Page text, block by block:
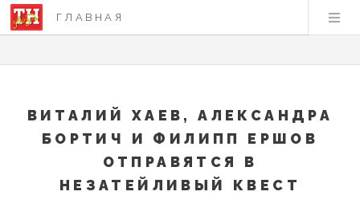
ГЛАВНАЯ
ВИТАЛИЙ ХАЕВ, АЛЕКСАНДРА
БОРТИЧ И ФИЛИПП ЕРШОВ
ОТПРАВЯТСЯ В
НЕЗАТЕЙЛИВЫЙ КВЕСТ